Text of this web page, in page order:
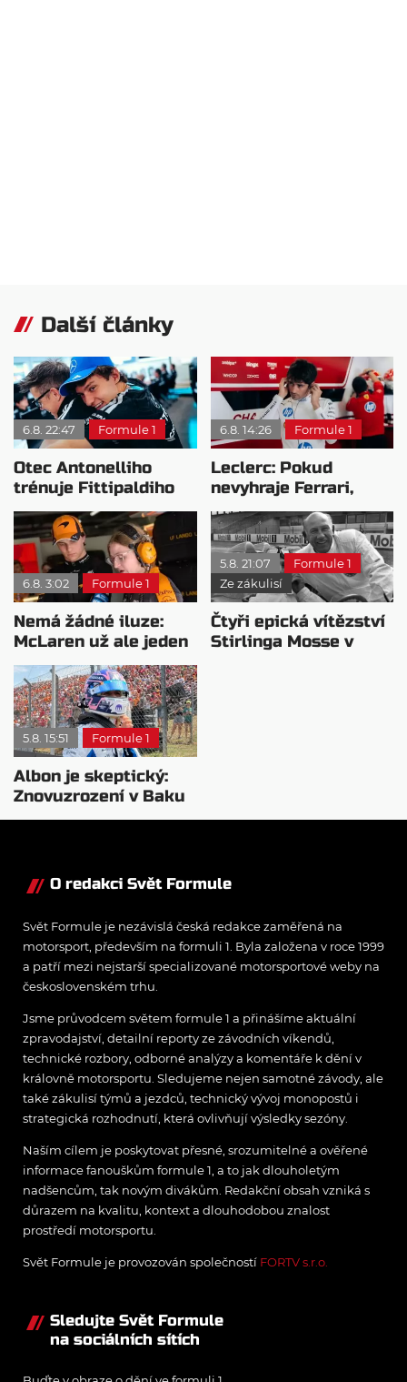
Další články
6.8. 22:47 Formule 1
Otec Antonelliho
trénuje Fittipaldiho
syna: Brazilec
vychvaluje lídra
6.8. 14:26 Formule 1
Leclerc: Pokud
nevyhraje Ferrari,
přeji titul
Antonellimu
6.8. 3:02 Formule 1
Nemá žádné iluze:
McLaren už ale jeden
návrat ze dna dokázal
5.8. 21:07
Formule 1
Ze zákulisí
Čtyři epická vítězství
Stirlinga Mosse v
5.8. 15:51 Formule 1
Albon je skeptický:
Znovuzrození v Baku
nepovažuje za reálne
O redakci Svět Formule
Svět Formule je nezávislá česká redakce zaměřená na
motorsport, především na formuli 1. Byla založena v roce 1999
a patří mezi nejstarší specializované motorsportové weby na
československém trhu.
Jsme průvodcem světem formule 1 a přinášíme aktuální
zpravodajství, detailní reporty ze závodních víkendů,
technické rozbory, odborné analýzy a komentáře k dění v
královně motorsportu. Sledujeme nejen samotné závody, ale
také zákulisí týmů a jezdců, technický vývoj monopostů i
strategická rozhodnutí, která ovlivňují výsledky sezóny.
Naším cílem je poskytovat přesné, srozumitelné a ověřené
informace fanouškům formule 1, a to jak dlouholetým
nadšencům, tak novým divákům. Redakční obsah vzniká s
důrazem na kvalitu, kontext a dlouhodobou znalost
prostředí motorsportu.
Svět Formule je provozován společností FORTV s.r.o.
Sledujte Svět Formule
na sociálních sítích